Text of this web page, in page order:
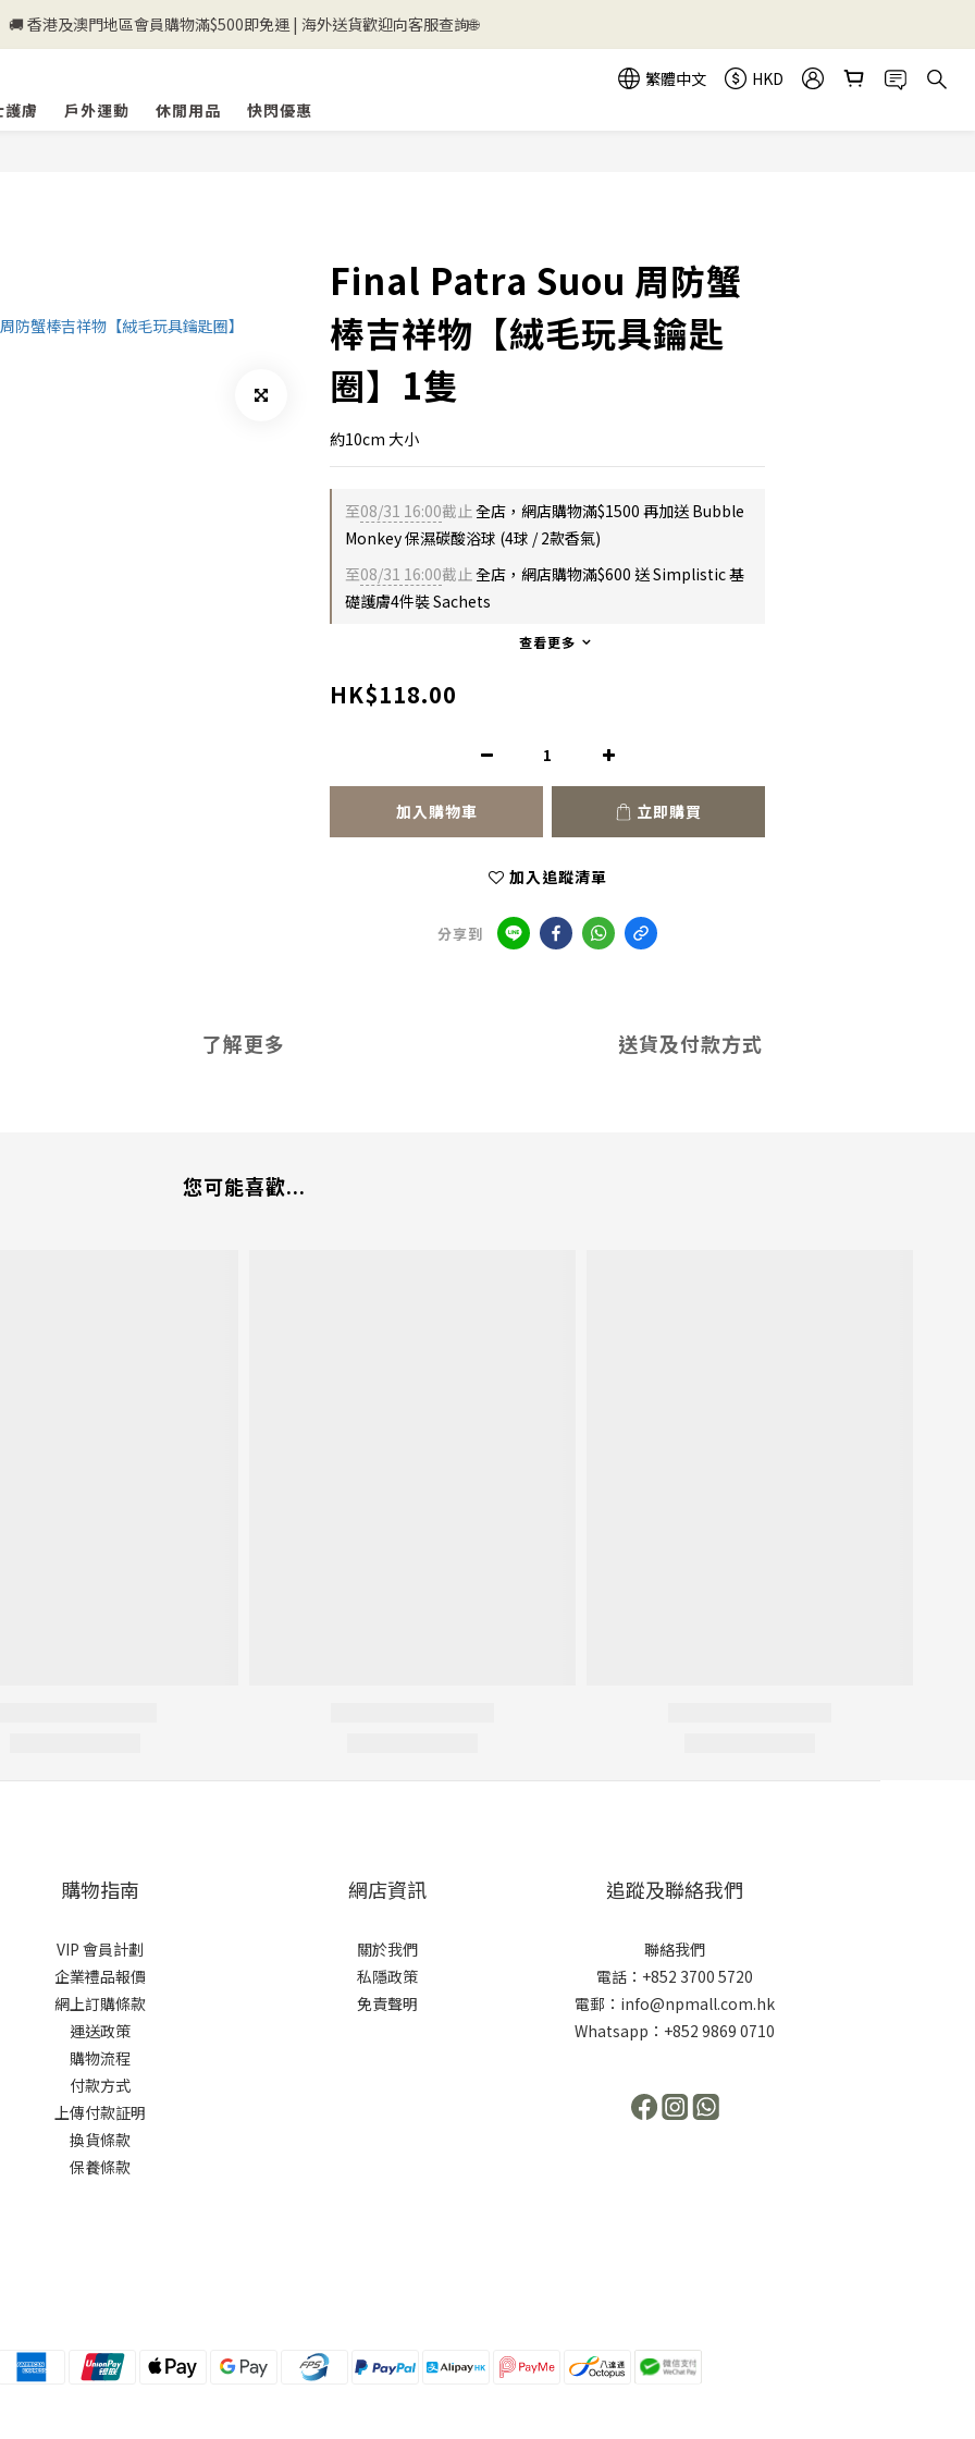
💰新登記會員即送50購物金💰
🚚 香港及澳門地區會員購物滿$500即免運 | 海外送貨歡迎向客服查詢🌐
繁體中文
HKD
護膚
戶外運動 休閒用品 快閃優惠
Final Patra Suou 周防蟹
棒吉祥物【絨毛玩具鑰匙
圈】1隻
約10cm 大小
至08/31 16:00截止全店，網店購物滿$1500 再加送 Bubble
Monkey 保濕碳酸浴球 (4球 / 2款香氣)
至08/31 16:00截止全店，網店購物滿$600 送 Simplistic 基
礎護膚4件裝 Sachets
查看更多
HK$118.00
加入購物車 立即購買
加入追蹤清單
分享到
了解更多 送貨及付款方式
您可能喜歡...
購物指南
VIP 會員計劃
企業禮品報價
網上訂購條款
運送政策
購物流程
付款方式
上傳付款証明
換貨條款
保養條款
網店資訊
關於我們
私隱政策
免責聲明
追蹤及聯絡我們
聯絡我們
電話：+852 3700 5720
電郵：info@npmall.com.hk
Whatsapp：+852 9869 0710